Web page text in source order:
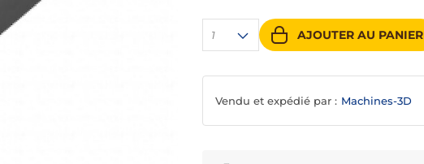
1 AJOUTER AU PANIER
Vendu et expédié par : Machines-3D